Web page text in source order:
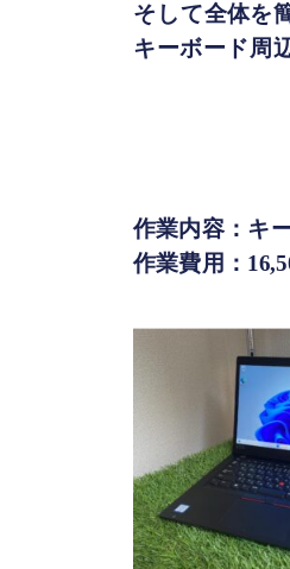
そして全体を
キーボード周
作業内容：キ
作業費用：